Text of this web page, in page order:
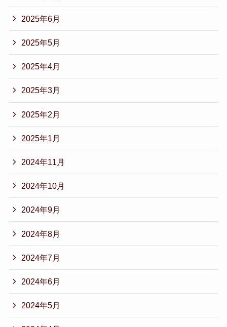
2025年6月
2025年5月
2025年4月
2025年3月
2025年2月
2025年1月
2024年11月
2024年10月
2024年9月
2024年8月
2024年7月
2024年6月
2024年5月